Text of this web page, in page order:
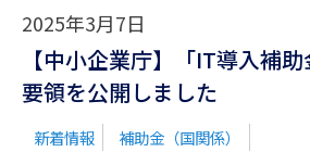
2025年3月7日
【中小企業庁】「IT導入補
要領を公開しました
新着情報
補助金（国関係）